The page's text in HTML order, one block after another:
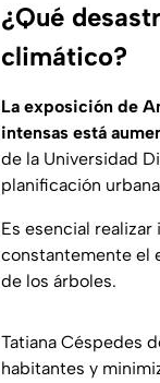
¿Qué
climático?
La exposición de
intensas está
de la Universidad
planificación
Es esencial
constantemente el
de los árboles.
Tatiana Céspedes
habitantes y